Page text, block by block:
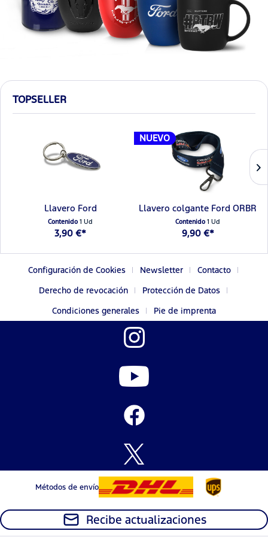
TOPSELLER
Llavero Ford
Contenido 1 Ud
3,90 €*
NUEVO
Llavero colgante Ford ORBR
Contenido 1 Ud
9,90 €*
Configuración de Cookies Newsletter
Contacto
Derecho de revocación
Protección de Datos
Condiciones generales
Pie de imprenta
Métodos de envío
Recibe actualizaciones